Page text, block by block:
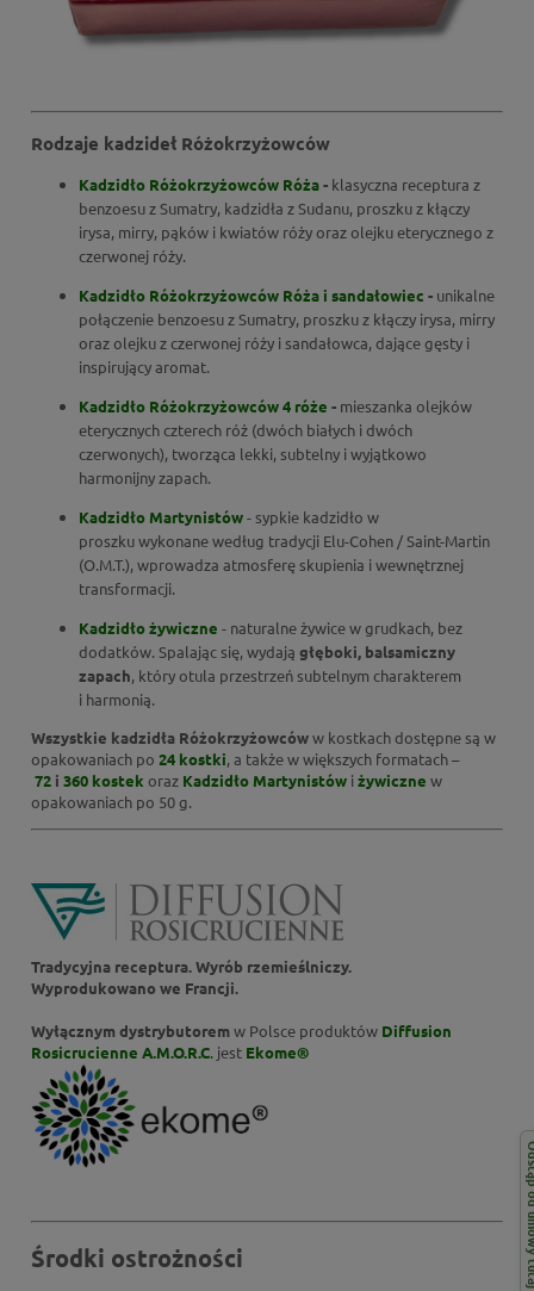
Rodzaje kadzideł Różokrzyżowców
Kadzidło Różokrzyżowców Róża- klasyczna receptura z
benzoesu z Sumatry, kadzidła z Sudanu, proszku z kłączy
irysa, mirry, pąków i kwiatów róży oraz olejku eterycznego z
czerwonej róży.
Kadzidło Różokrzyżowców Róża i sandałowiec - unikalne
połączenie benzoesu z Sumatry, proszku z kłączy irysa, mirry
oraz olejku z czerwonej róży i sandałowca, dające gęsty i
inspirujący aromat.
Kadzidło Różokrzyżowców 4 róże - mieszanka olejków
eterycznych czterech róż (dwóch białych i dwóch
czerwonych), tworząca lekki, subtelny i wyjątkowo
harmonijny zapach.
Kadzidło Martynistów- sypkie kadzidło w
proszku wykonane według tradycji Elu-Cohen / Saint-Martin
(O.M.T.), wprowadza atmosferę skupienia i wewnętrznej
transformacji.
Kadzidło żywiczne - naturalne żywice w grudkach, bez
dodatków. Spalając się, wydają głęboki, balsamiczny
zapach, który otula przestrzeń subtelnym charakterem
i harmonią.
Wszystkie kadzidła Różokrzyżowcóww kostkach dostępne są w
opakowaniach po 24 kostki, a także w większych formatach –
72 i 360 kostek oraz Kadzidło Martynistów i żywiczne w
opakowaniach po 50 g.
Tradycyjna receptura. Wyrób rzemieślniczy.
Wyprodukowano we Francji.
Wyłącznym dystrybutoremw Polsce produktów Diffusion
Rosicrucienne A.M.O.R.C. jest Ekome®
Środki ostrożności